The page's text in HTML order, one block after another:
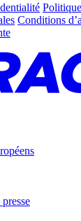
Conditions